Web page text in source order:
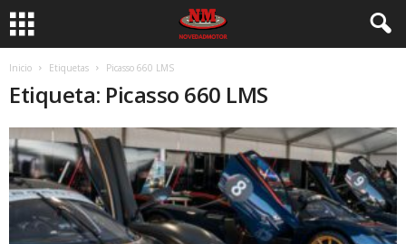
Inicio Etiquetas Picasso 660 LMS
Etiqueta: Picasso 660 LMS